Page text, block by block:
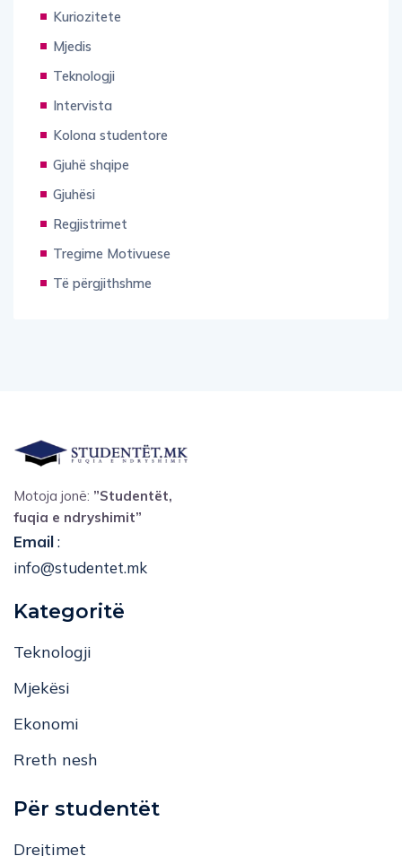
Kuriozitete
Mjedis
Teknologji
Intervista
Kolona studentore
Gjuhë shqipe
Gjuhësi
Regjistrimet
Tregime Motivuese
Të përgjithshme
Motoja jonë: ”Studentët,
fuqia e ndryshimit”
Email:
info@studentet.mk
Kategoritë
Teknologji
Mjekësi
Ekonomi
Rreth nesh
Për studentët
Drejtimet